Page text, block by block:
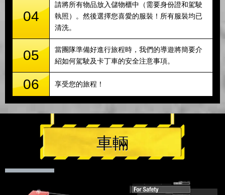
04
請將所有物品放入儲物櫃中（需要身份證和駕駛
執照）。然後選擇您喜愛的服裝！所有服裝均已
清洗。
05
當團隊準備好進行旅程時，我們的導遊將簡要介
紹如何駕駛及卡丁車的安全注意事項。
06 享受您的旅程！
車輛